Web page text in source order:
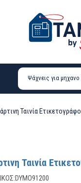
Ταινία
Ταινία
DYMO91200